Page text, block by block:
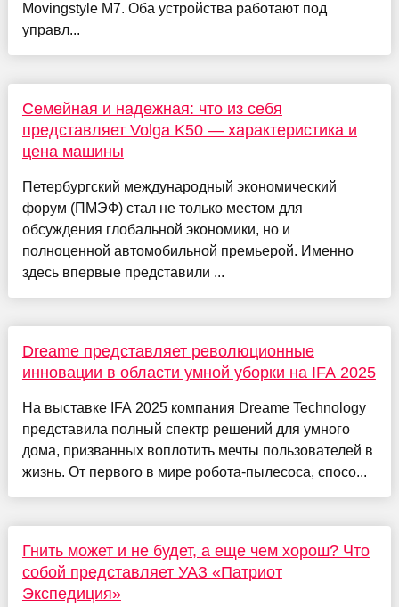
Movingstyle M7. Оба устройства работают под
управл...
Семейная и надежная: что из себя
представляет Volga K50 — характеристика и
цена машины
Петербургский международный экономический
форум (ПМЭФ) стал не только местом для
обсуждения глобальной экономики, но и
полноценной автомобильной премьерой. Именно
здесь впервые представили ...
Dreame представляет революционные
инновации в области умной уборки на IFA 2025
На выставке IFA 2025 компания Dreame Technology
представила полный спектр решений для умного
дома, призванных воплотить мечты пользователей в
жизнь. От первого в мире робота-пылесоса, спосо...
Гнить может и не будет, а еще чем хорош? Что
собой представляет УАЗ «Патриот
Экспедиция»